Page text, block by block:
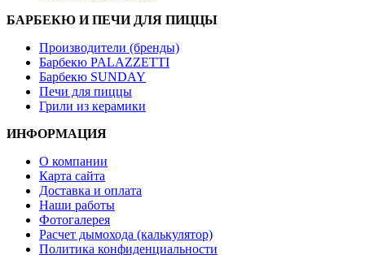
БАРБЕКЮ И ПЕЧИ ДЛЯ ПИЦЦЫ
Производители (бренды)
Барбекю PALAZZETTI
Барбекю SUNDAY
Печи для пиццы
Грили из керамики
ИНФОРМАЦИЯ
О компании
Карта сайта
Доставка и оплата
Наши работы
Фотогалерея
Расчет дымохода (калькулятор)
Политика конфиденциальности